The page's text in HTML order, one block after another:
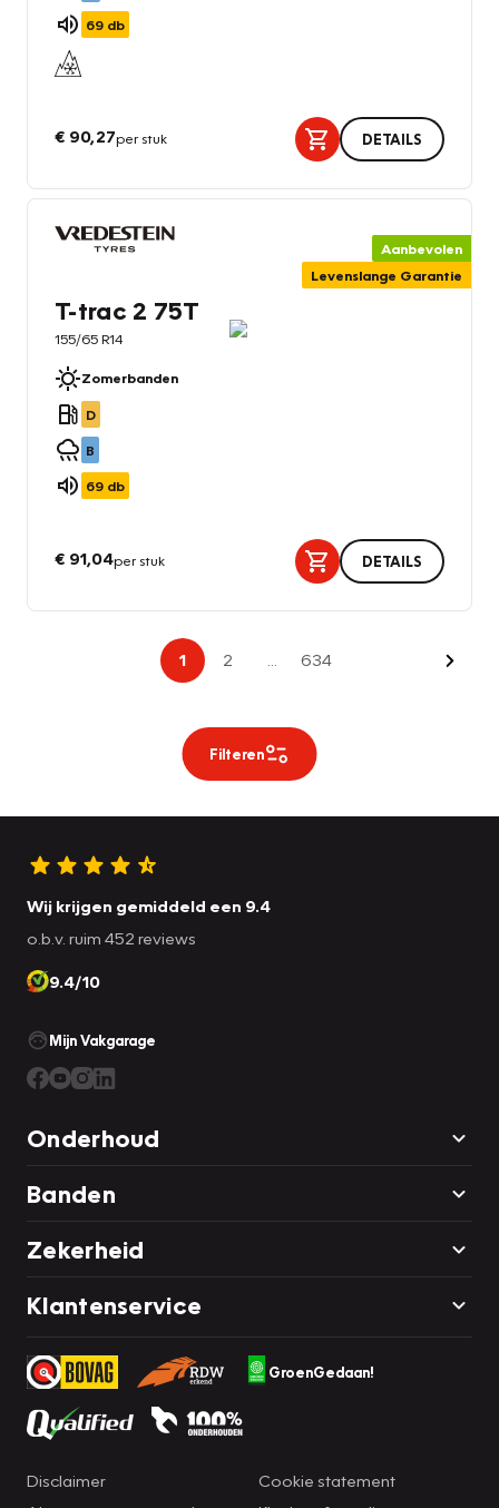
69 db
€ 90,27per stuk DETAILS
Aanbevolen
Levenslange Garantie
T-trac 2 75T
155/65 R14
Zomerbanden
D
B
69 db
€ 91,04per stuk DETAILS
1 2 634
Filteren
Wij krijgen gemiddeld een 9.4
o.b.v. ruim 452 reviews
9.4/10
Mijn Vakgarage
Onderhoud
Banden
Zekerheid
Klantenservice
GroenGedaan!
Disclaimer
Cookie statement